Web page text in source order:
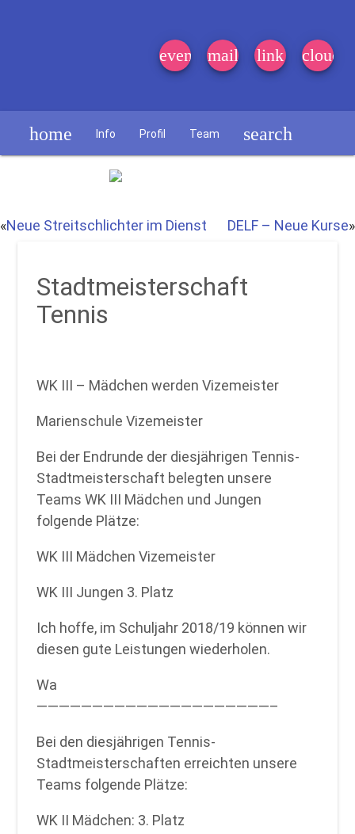
event_note
mail link cloud
home Info Profil Team search
«Neue Streitschlichter im Dienst DELF – Neue Kurse»
Stadtmeisterschaft
Tennis
WK III – Mädchen werden Vizemeister
Marienschule Vizemeister
Bei der Endrunde der diesjährigen Tennis-
Stadtmeisterschaft belegten unsere
Teams WK III Mädchen und Jungen
folgende Plätze:
WK III Mädchen Vizemeister
WK III Jungen 3. Platz
Ich hoffe, im Schuljahr 2018/19 können wir
diesen gute Leistungen wiederholen.
Wa
—————————————————————–
Bei den diesjährigen Tennis-
Stadtmeisterschaften erreichten unsere
Teams folgende Plätze:
WK II Mädchen: 3. Platz